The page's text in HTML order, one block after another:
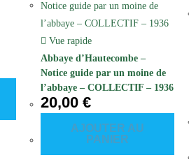
Vue rapide
Abbaye d’Hautecombe –
Notice guide par un moine de
l’abbaye – COLLECTIF – 1936
20,00 €
AJOUTER AU
PANIER